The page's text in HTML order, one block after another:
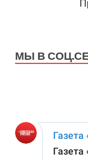
МЫ В